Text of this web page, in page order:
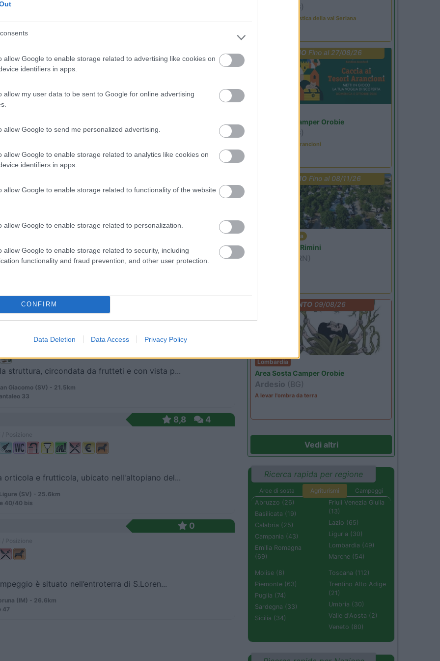
allow Google to enable storage related to advertising like cookies on
identifiers in apps.
allow my user data to be sent to Google for online advertising
allow Google to send me personalized advertising.
allow Google to enable storage related to analytics like cookies on
identifiers in apps.
allow Google to enable storage related to functionality of the website
allow Google to enable storage related to personalization.
allow Google to enable storage related to security, including
functionality and fraud prevention, and other user protection.
CONFIRM
Data Deletion Data Access Privacy Policy
Posizione
(SV) - 7.4km
dal centro abitato e a 700 metri dal mare, ag...
Posizione
entroterra, a 500 m dal mare e 1 km dal ce...
struttura, circondata da frutteti e con vista p...
Giacomo (SV) - 21.5km
33
8,8 4
orticola e frutticola, ubicato nell'altopiano del...
(SV) - 25.6km
40/40 bis
0
è situato nell’entroterra di S.Loren...
(IM) - 26.6km
47
(BG)
Rassegna organistica della val Seriana
PROMOFino al 27/08/26
Area Sosta Camper Orobie
(BG)
Caccia ai tesori arancioni
PROMO Fino al 08/11/26
Emilia Romagna
Camper Park Rimini
(RN)
EVENTO09/08/26
Lombardia
Area Sosta Camper Orobie
Ardesio (BG)
A levar l'ombra da terra
Vedi altri
Ricerca rapida per regione
Aree di sosta Agriturismi
Campeggi
Abruzzo (26)
Basilicata (19)
Calabria (25)
Campania (43)
Emilia Romagna
(69)
Friuli Venezia Giulia
(13)
Lazio (65)
Liguria (30)
Lombardia (49)
Marche (54)
Molise (8)
Piemonte (63)
Puglia (74)
Sardegna (33)
Sicilia (34)
Toscana (112)
Trentino Alto Adige
(21)
Umbria (30)
Valle d'Aosta (2)
Veneto (80)